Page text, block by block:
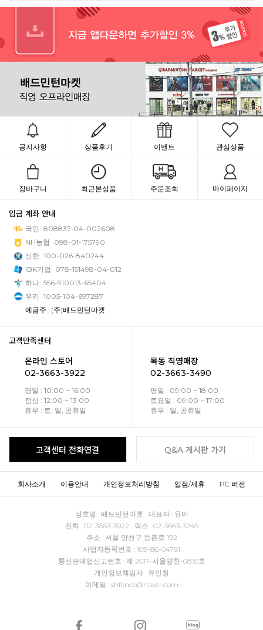
공지사항 상품후기 이벤트 관심상품
장바구니 최근본상품 주문조회 마이페이지
입금 계좌 안내
국민 808837-04-002608
NH농협
098-01-175790
신한 100-026-840244
IBK기업
078-151498-04-012
하나 556-910013-65404
우리 1005-104-697287
예금주 : (주)배드민턴마켓
고객만족센터
온라인 스토어
02-3663-3922
평일 : 10:00 ~ 16:00
점심 : 12:00 ~ 13:00
휴무 : 토, 일, 공휴일
목동 직영매장
02-3663-3490
평일 : 09:00 ~ 18:00
토요일 : 09:00 ~ 17:00
휴무 : 일, 공휴일
고객센터 전화연결 Q&A 게시판 가기
회사소개 이용안내 개인정보처리방침 입점/제휴 PC 버전
상호명 : 배드민턴마켓 대표자 : 유미
전화 : 02-3663-3922 팩스 : 02-3663-3245
주소 : 서울 양천구 등촌로 192
사업자등록번호 : 109-86-04781
통신판매업신고번호 : 제 2017-서울양천-0835호
개인정보책임자 : 유인철
이메일 : shfence@naver.com